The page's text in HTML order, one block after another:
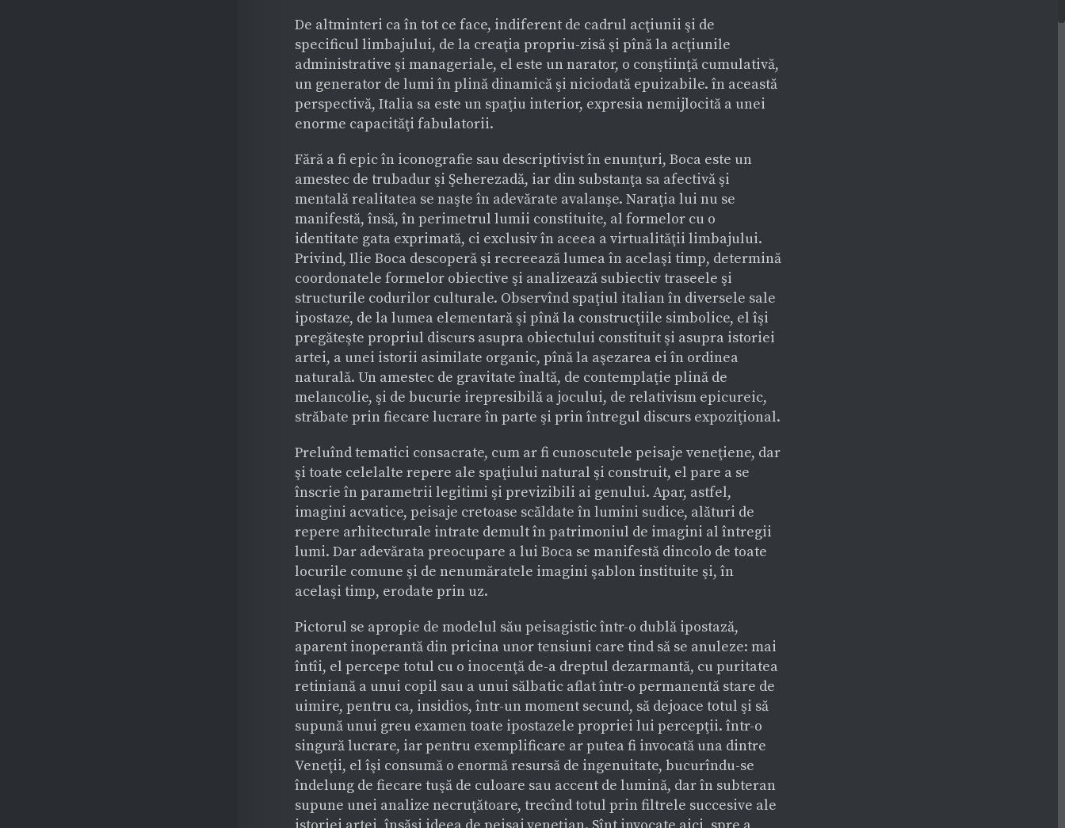
De altminteri ca în tot ce face, indiferent de cadrul acţiunii şi de
specificul limbajului, de la creaţia propriu-zisă şi pînă la acţiunile
administrative şi manageriale, el este un narator, o conştiinţă cumulativă,
un generator de lumi în plină dinamică şi niciodată epuizabile. în această
perspectivă, Italia sa este un spaţiu interior, expresia nemijlocită a unei
enorme capacităţi fabulatorii.
Fără a fi epic în iconografie sau descriptivist în enunţuri, Boca este un
amestec de trubadur şi Şeherezadă, iar din substanţa sa afectivă şi
mentală realitatea se naşte în adevărate avalanşe. Naraţia lui nu se
manifestă, însă, în perimetrul lumii constituite, al formelor cu o
identitate gata exprimată, ci exclusiv în aceea a virtualităţii limbajului.
Privind, Ilie Boca descoperă şi recreează lumea în acelaşi timp, determină
coordonatele formelor obiective şi analizează subiectiv traseele şi
structurile codurilor culturale. Observînd spaţiul italian în diversele sale
ipostaze, de la lumea elementară şi pînă la construcţiile simbolice, el îşi
pregăteşte propriul discurs asupra obiectului constituit şi asupra istoriei
artei, a unei istorii asimilate organic, pînă la aşezarea ei în ordinea
naturală. Un amestec de gravitate înaltă, de contemplaţie plină de
melancolie, şi de bucurie irepresibilă a jocului, de relativism epicureic,
străbate prin fiecare lucrare în parte şi prin întregul discurs expoziţional.
Preluînd tematici consacrate, cum ar fi cunoscutele peisaje veneţiene, dar
şi toate celelalte repere ale spaţiului natural şi construit, el pare a se
înscrie în parametrii legitimi şi previzibili ai genului. Apar, astfel,
imagini acvatice, peisaje cretoase scăldate în lumini sudice, alături de
repere arhitecturale intrate demult în patrimoniul de imagini al întregii
lumi. Dar adevărata preocupare a lui Boca se manifestă dincolo de toate
locurile comune şi de nenumăratele imagini şablon instituite şi, în
acelaşi timp, erodate prin uz.
Pictorul se apropie de modelul său peisagistic într-o dublă ipostază,
aparent inoperantă din pricina unor tensiuni care tind să se anuleze: mai
întîi, el percepe totul cu o inocenţă de-a dreptul dezarmantă, cu puritatea
retiniană a unui copil sau a unui sălbatic aflat într-o permanentă stare de
uimire, pentru ca, insidios, într-un moment secund, să dejoace totul şi să
supună unui greu examen toate ipostazele propriei lui percepţii. într-o
singură lucrare, iar pentru exemplificare ar putea fi invocată una dintre
Veneţii, el îşi consumă o enormă resursă de ingenuitate, bucurîndu-se
îndelung de fiecare tuşă de culoare sau accent de lumină, dar în subteran
supune unei analize necruţătoare, trecînd totul prin filtrele succesive ale